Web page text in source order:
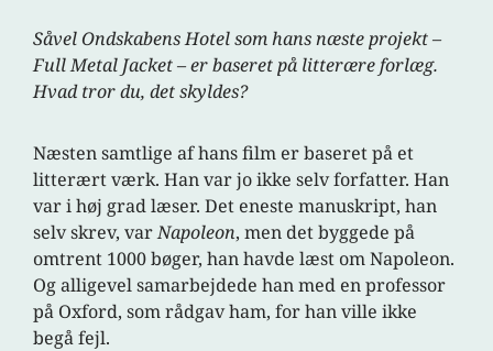
Såvel Ondskabens Hotel som hans næste projekt –
Full Metal Jacket – er baseret på litterære forlæg.
Hvad tror du, det skyldes?
Næsten samtlige af hans film er baseret på et
litterært værk. Han var jo ikke selv forfatter. Han
var i høj grad læser. Det eneste manuskript, han
selv skrev, varNapoleon, men det byggede på
omtrent 1000 bøger, han havde læst om Napoleon.
Og alligevel samarbejdede han med en professor
på Oxford, som rådgav ham, for han ville ikke
begå fejl.